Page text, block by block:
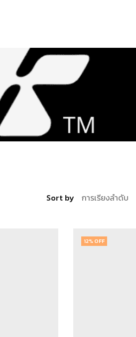
Sort by
12% OFF